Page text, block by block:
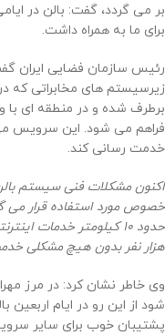
بر می گردد، گفت: بالن در
برای ما به همراه داشت.
رئیس سازمان فضایی ایران
زیرسیستم های مخابراتی که
فراهم می شود. این سرویس
خدمت رسانی کند.
اکنون مشکلات فنی سیستم
خصوص مورد استفاده قرار می
حدود ۱۰ کیلومتر خدمات
هزار نفر بدون هیچ مشکلی
وی خاطر نشان کرد: در مرز
شود از این رو در ایام
پشتیبان خوب برای سایر